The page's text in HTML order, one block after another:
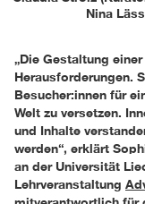
Nina
„Die Gestaltung
Herausforderungen.
Besucher:innen für
Welt zu versetzen.
und Inhalte
werden“, erklärt
an der Universität
Lehrveranstaltung